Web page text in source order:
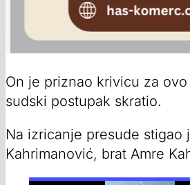
On je priznao krivicu za
sudski postupak skratio.
Na izricanje presude stigao
Kahrimanović, brat Amre